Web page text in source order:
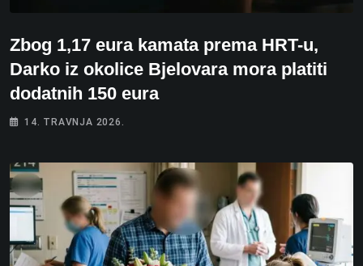
Zbog 1,17 eura kamata prema HRT-u,
Darko iz okolice Bjelovara mora platiti
dodatnih 150 eura
14. TRAVNJA 2026.